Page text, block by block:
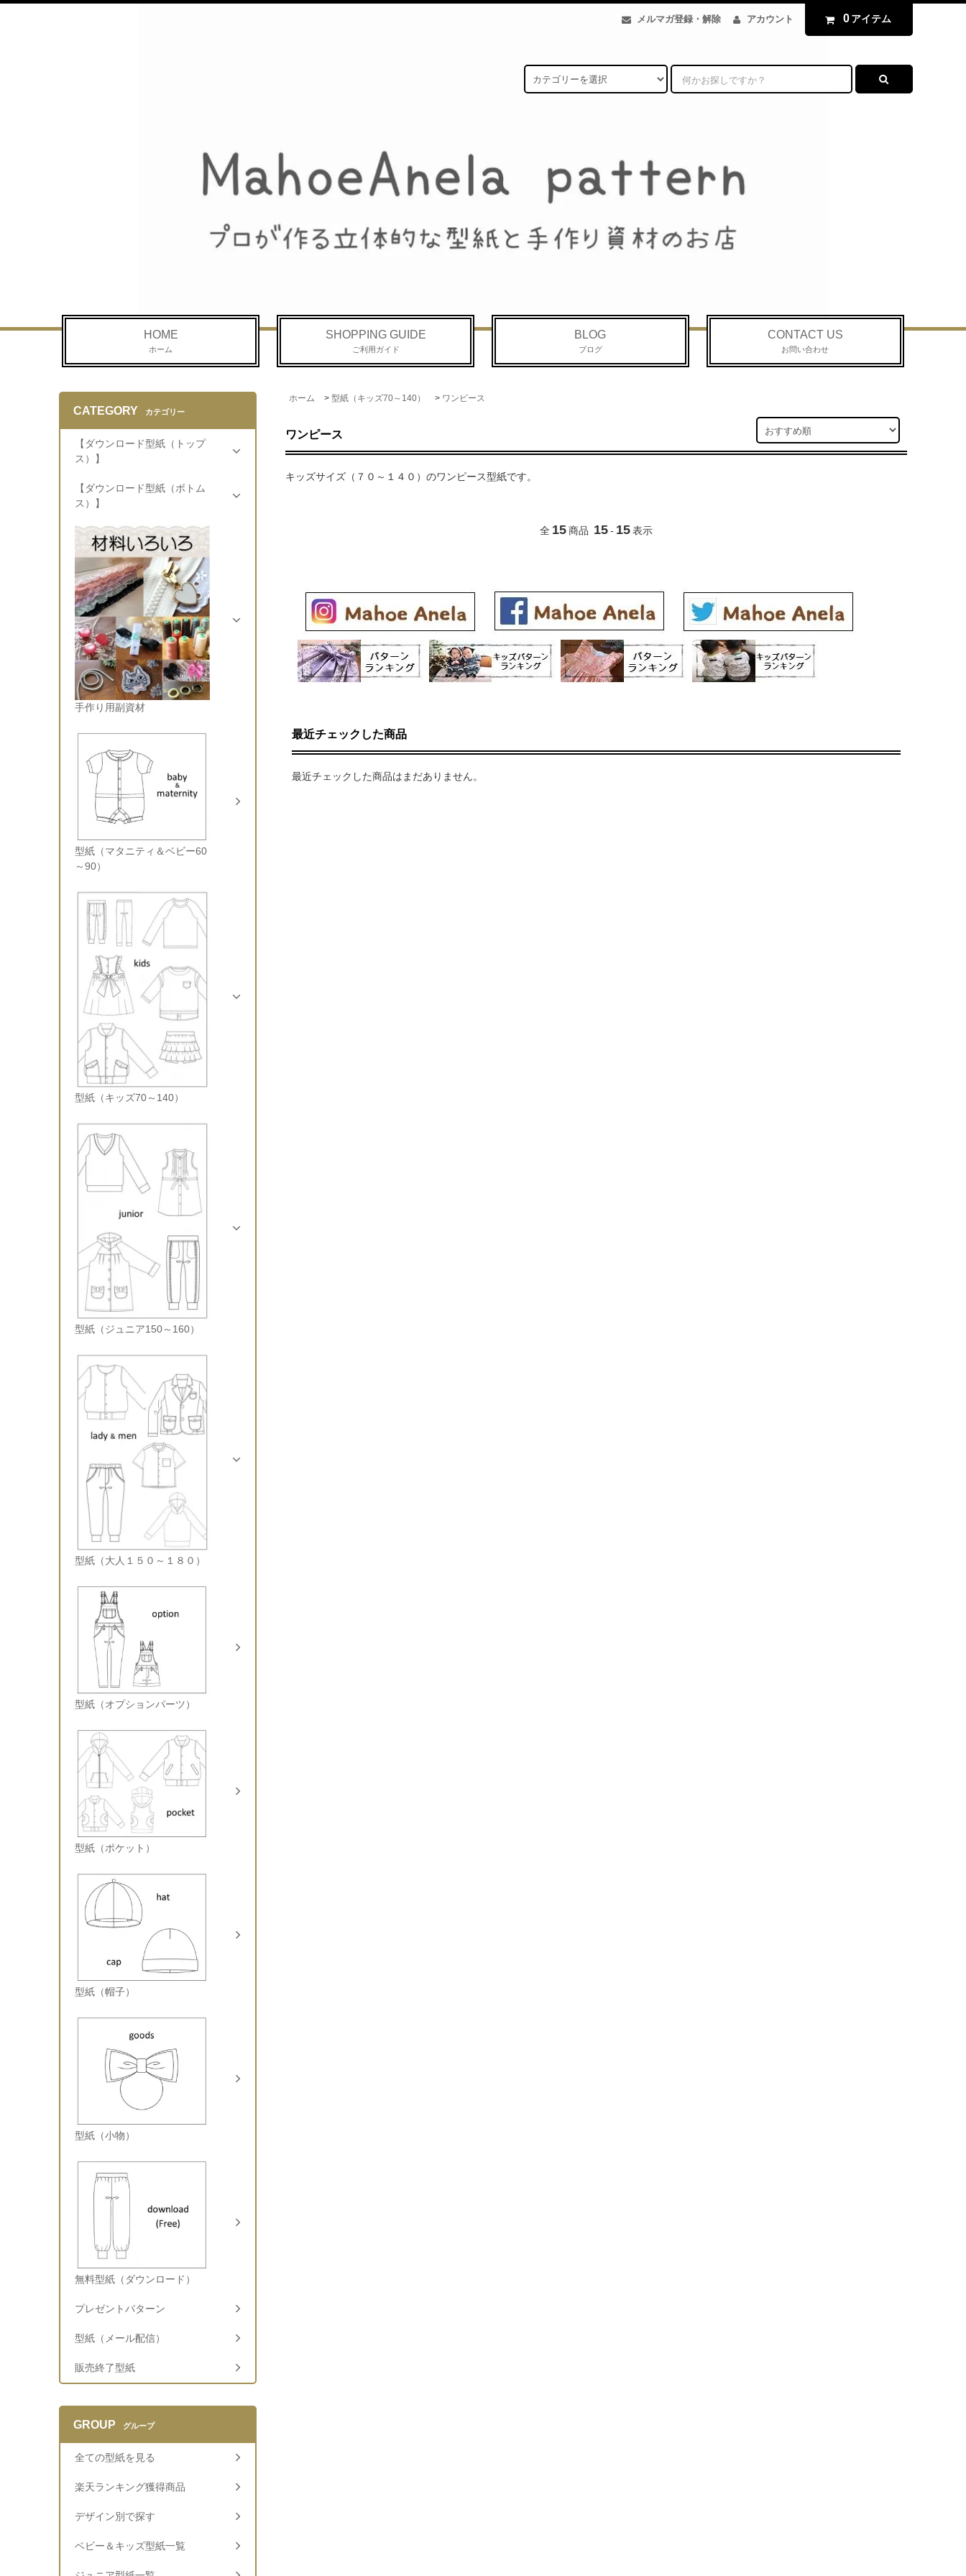
メルマガ登録・解除 アカウント 0 アイテム
HOME
ホーム
SHOPPING GUIDE
ご利用ガイド
BLOG
ブログ
CONTACT US
お問い合わせ
ホーム > 型紙（キッズ70～140） > ワンピース
ワンピース
キッズサイズ（７０～１４０）のワンピース型紙です。
全 15商品 15- 15表示
最近チェックした商品
最近チェックした商品はまだありません。
CATEGORY カテゴリー
【ダウンロード型紙（トップ
ス）】
【ダウンロード型紙（ボトム
ス）】
手作り用副資材
型紙（マタニティ＆ベビー60
～90）
型紙（キッズ70～140）
型紙（ジュニア150～160）
型紙（大人１５０～１８０）
型紙（オプションパーツ）
型紙（ポケット）
型紙（帽子）
型紙（小物）
無料型紙（ダウンロード）
プレゼントパターン
型紙（メール配信）
販売終了型紙
GROUP グループ
全ての型紙を見る
楽天ランキング獲得商品
デザイン別で探す
ベビー＆キッズ型紙一覧